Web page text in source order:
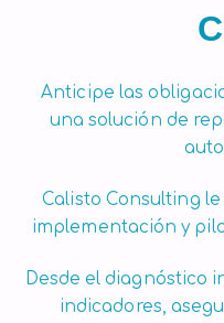
Anticipe las
una solución de
Calisto Consulting
implementación y
Desde el diagnóstico
indicadores,